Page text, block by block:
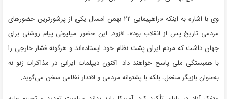
وی با اشاره به اینکه «راهپیمایی ۲۲ بهمن امسال یکی از پرشورترین حضورهای
مردمی تاریخ پس از انقلاب بود»، افزود: این حضور میلیونی پیام روشنی برای
جهان داشت که مردم ایران پشت نظام خود ایستاده‌اند و هرگونه فشار خارجی را
با همبستگی ملی پاسخ خواهند داد. اکنون دیپلمات ایرانی در مذاکرات ژنو نه
به‌عنوان بازیگر منفعل، بلکه با پشتوانه مردمی و اقتدار نظامی سخن می‌گوید.